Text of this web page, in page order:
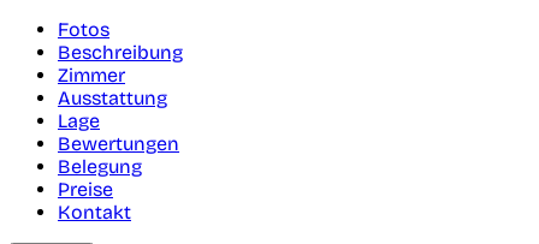
Fotos
Beschreibung
Zimmer
Ausstattung
Lage
Bewertungen
Belegung
Preise
Kontakt